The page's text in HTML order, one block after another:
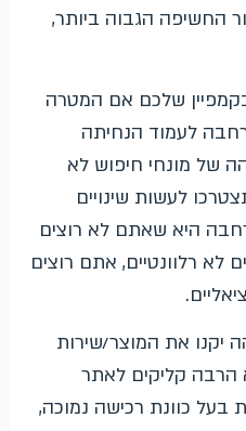
החשיפה הגבוה ביותר,
שלכם אם המטרה
לעמוד הנחיתה
של מונחי חיפוש לא
לעשות שינויים
היא שאתם לא רוצים
רלוונטיים, אתם רוצים
יקנו את המוצר/שירות
קליקים לאתר
בעל כוונת רכישה נמוכה,